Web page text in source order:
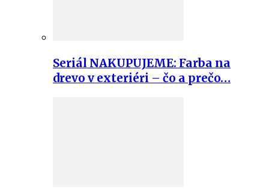
Seriál NAKUPUJEME: Farba na
drevo v exteriéri – čo a prečo…